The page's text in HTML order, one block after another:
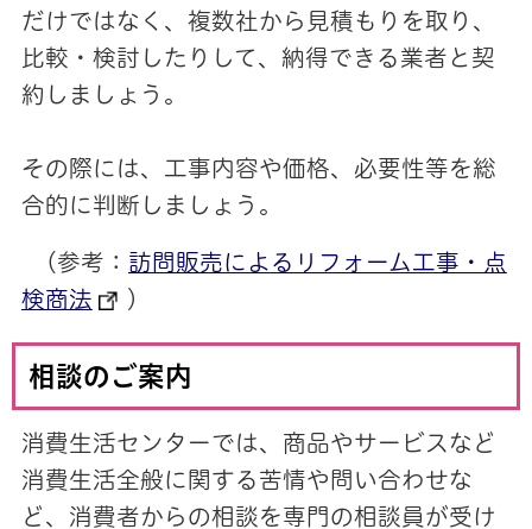
だけではなく、複数社から見積もりを取り、
比較・検討したりして、納得できる業者と契
約しましょう。
その際には、工事内容や価格、必要性等を総
合的に判断しましょう。
（参考： 訪問販売によるリフォーム工事・点
検商法
）
相談のご案内
消費生活センターでは、商品やサービスなど
消費生活全般に関する苦情や問い合わせな
ど、消費者からの相談を専門の相談員が受け